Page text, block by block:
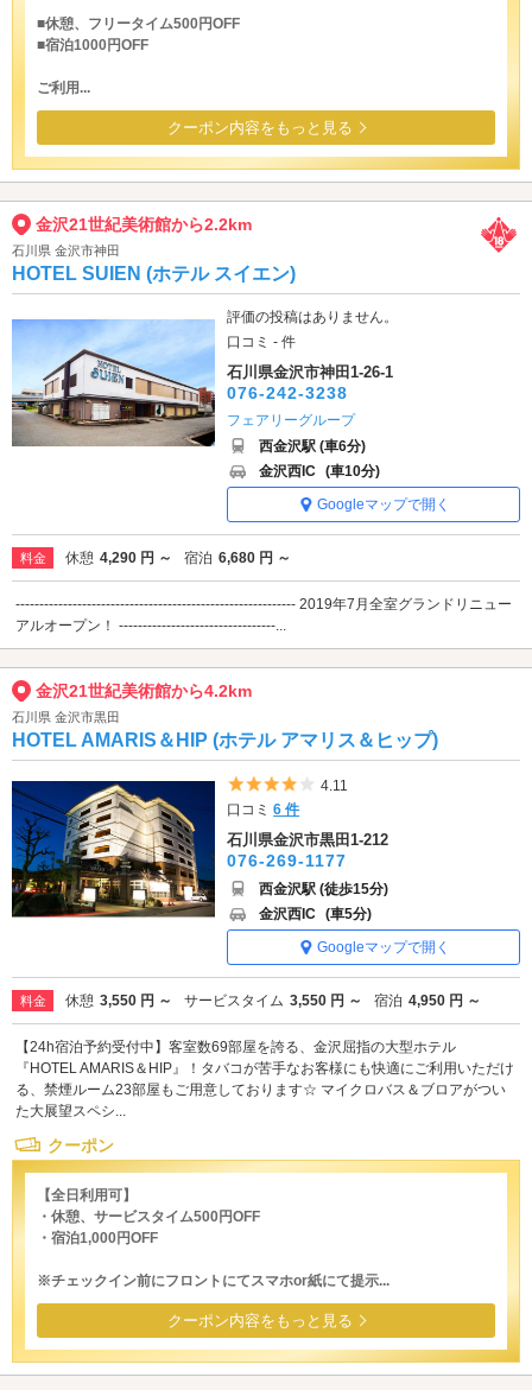
■休憩、フリータイム500円OFF
■宿泊1000円OFF
ご利用...
クーポン内容をもっと見る
金沢21世紀美術館から2.2km
石川県 金沢市神田
HOTEL SUIEN (ホテル スイエン)
評価の投稿はありません。
口コミ - 件
石川県金沢市神田1-26-1
076-242-3238
フェアリーグループ
西金沢駅 (車6分)
金沢西IC (車10分)
Googleマップで開く
料金 休憩 4,290 円 ～ 宿泊 6,680 円 ～
----------------------------------------------------------- 2019年7月全室グランドリニュー
アルオープン！ ---------------------------------...
金沢21世紀美術館から4.2km
石川県 金沢市黒田
HOTEL AMARIS＆HIP (ホテル アマリス＆ヒップ)
5つ星のうち4
4.11
口コミ6 件
石川県金沢市黒田1-212
076-269-1177
西金沢駅 (徒歩15分)
金沢西IC (車5分)
Googleマップで開く
料金 休憩 3,550 円 ～ サービスタイム 3,550 円 ～ 宿泊 4,950 円 ～
【24h宿泊予約受付中】客室数69部屋を誇る、金沢屈指の大型ホテル
『HOTEL AMARIS＆HIP』！タバコが苦手なお客様にも快適にご利用いただけ
る、禁煙ルーム23部屋もご用意しております☆ マイクロバス＆ブロアがつい
た大展望スペシ...
クーポン
【全日利用可】
・休憩、サービスタイム500円OFF
・宿泊1,000円OFF
※チェックイン前にフロントにてスマホor紙にて提示...
クーポン内容をもっと見る